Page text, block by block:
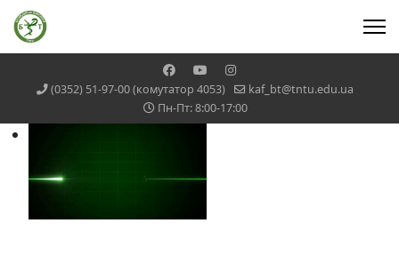
(0352) 51-97-00 (комутатор 4053)
kaf_bt@tntu.edu.ua
Пн-Пт: 8:00-17:00